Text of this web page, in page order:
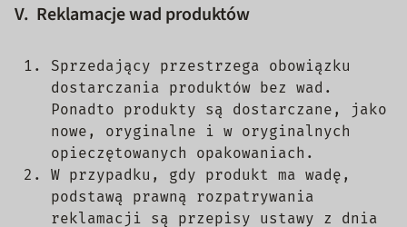
V. Reklamacje wad produktów
Sprzedający przestrzega obowiązku
dostarczania produktów bez wad.
Ponadto produkty są dostarczane, jako
nowe, oryginalne i w oryginalnych
opieczętowanych opakowaniach.
W przypadku, gdy produkt ma wadę,
podstawą prawną rozpatrywania
reklamacji są przepisy ustawy z dnia